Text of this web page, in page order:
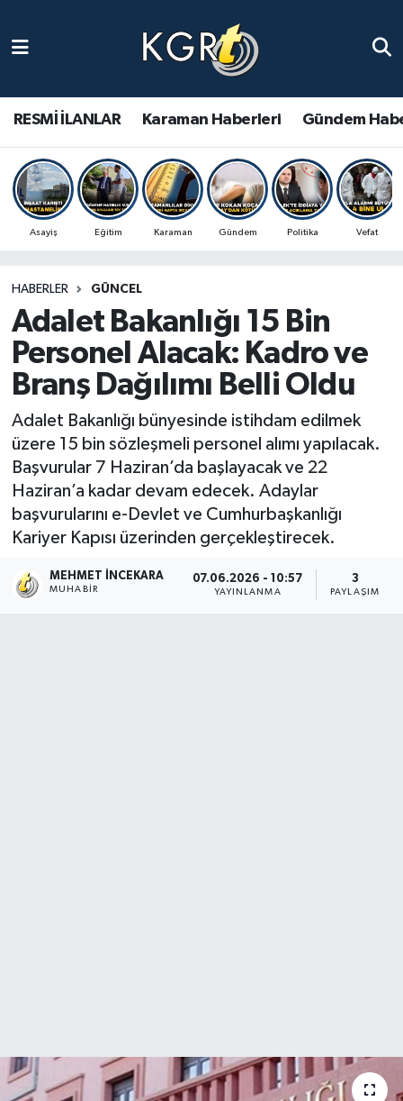
RESMİ İLANLAR Karaman Haberleri Gündem
Asayiş Eğitim Karaman Gündem Politika Vefat
HABERLER GÜNCEL
Adalet Bakanlığı 15 Bin
Personel Alacak: Kadro ve
Branş Dağılımı Belli Oldu
Adalet Bakanlığı bünyesinde istihdam edilmek
üzere 15 bin sözleşmeli personel alımı yapılacak.
Başvurular 7 Haziran’da başlayacak ve 22
Haziran’a kadar devam edecek. Adaylar
başvurularını e-Devlet ve Cumhurbaşkanlığı
Kariyer Kapısı üzerinden gerçekleştirecek.
MEHMET İNCEKARA
MUHABIR
07.06.2026 - 10:57
YAYINLANMA
3
PAYLAŞIM
Gündem Haberleri
Güncel Haberler
Spor Haberleri
Ulusal Haberler
Vefat Edenler